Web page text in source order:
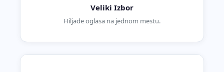
Veliki Izbor
Hiljade oglasa na jednom mestu.